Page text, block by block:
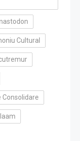
Cultural
Consolidare